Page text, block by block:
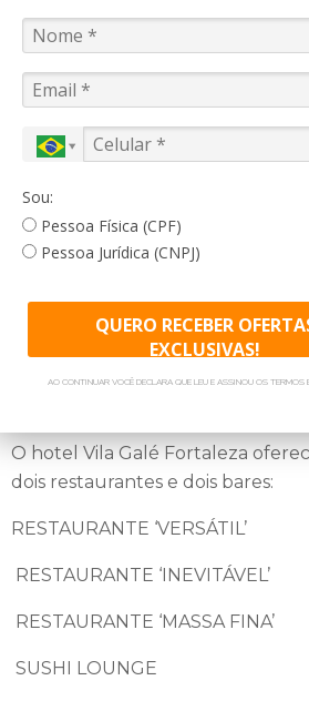
e de Iracema.
Nós da Litoral Verde Viagens
melhor formato para cada um dos
FALE CONOSCO
GASTRONOMIA
TRASLADOS COMO CHEGAR
PERTO DALI PARA
O hotel Vila Galé Fortaleza
dois restaurantes e dois bares:
RESTAURANTE ‘VERSÁTIL’
RESTAURANTE ‘INEVITÁVEL’
RESTAURANTE ‘MASSA FINA’
SUSHI LOUNGE
Sou:
Pessoa Física (CPF)
Pessoa Jurídica (CNPJ)
QUERO RECEBER
EXCLUSIVAS!
AO CONTINUAR VOCÊ DECLARA QUE LEU E ASSINOU OS TERMOS